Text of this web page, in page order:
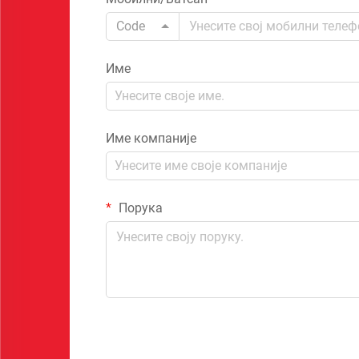
Code
Име
Име компаније
Порука